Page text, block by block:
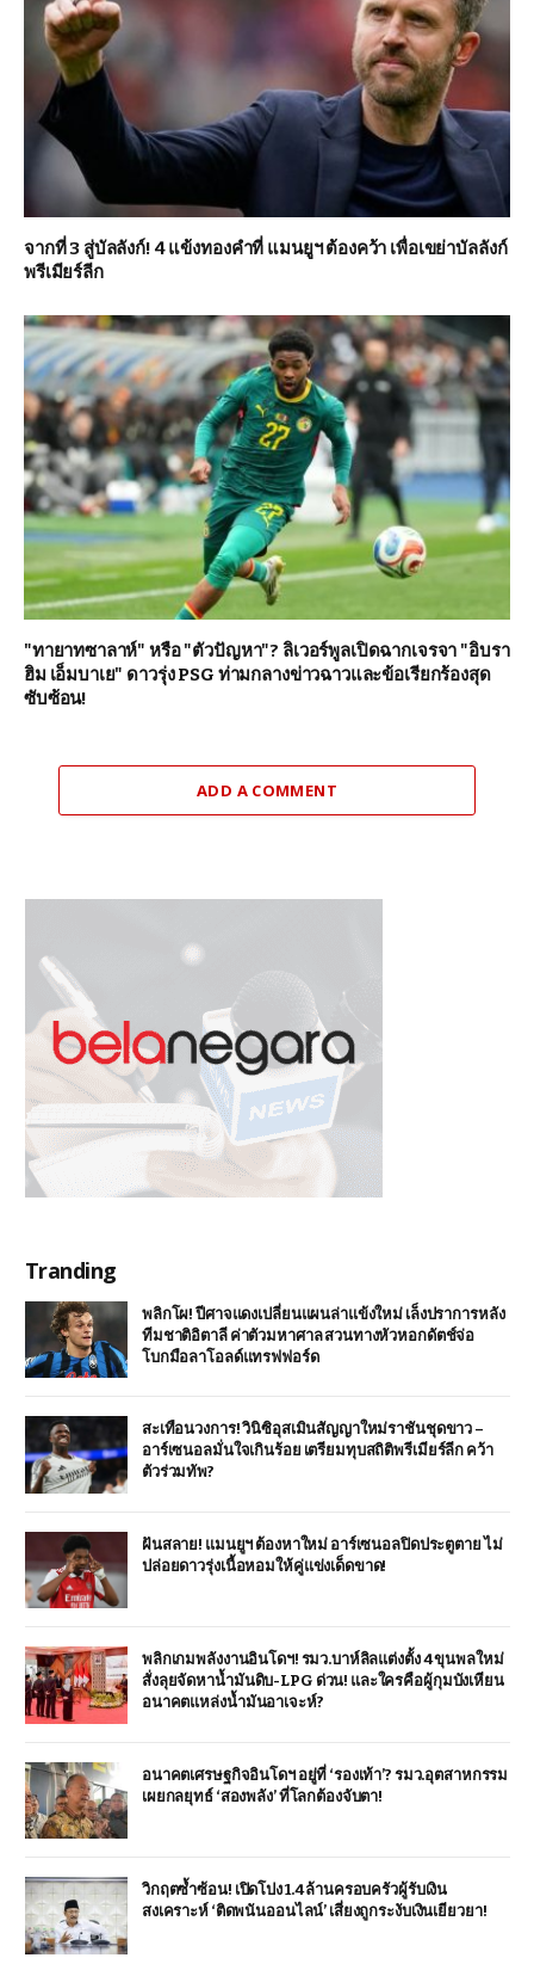
จากที่ 3 สู่บัลลังก์! 4 แข้งทองคำที่ แมนยูฯ ต้องคว้า เพื่อเขย่าบัลลังก์
พรีเมียร์ลีก
"ทายาทซาลาห์" หรือ "ตัวปัญหา"? ลิเวอร์พูลเปิดฉากเจรจา "อิบรา
ฮิม เอ็มบาเย" ดาวรุ่ง PSG ท่ามกลางข่าวฉาวและข้อเรียกร้องสุด
ซับซ้อน!
ADD A COMMENT
Tranding
พลิกโผ! ปีศาจแดงเปลี่ยนแผนล่าแข้งใหม่ เล็งปราการหลัง
ทีมชาติอิตาลี ค่าตัวมหาศาล สวนทางหัวหอกดัตช์จ่อ
โบกมือลาโอลด์แทรฟฟอร์ด
สะเทือนวงการ! วินิซิอุสเมินสัญญาใหม่ราชันชุดขาว –
อาร์เซนอลมั่นใจเกินร้อย เตรียมทุบสถิติพรีเมียร์ลีก คว้า
ตัวร่วมทัพ?
ฝันสลาย! แมนยูฯ ต้องหาใหม่ อาร์เซนอลปิดประตูตาย ไม่
ปล่อยดาวรุ่งเนื้อหอมให้คู่แข่งเด็ดขาด!
พลิกเกมพลังงานอินโดฯ! รมว.บาห์ลิลแต่งตั้ง 4 ขุนพลใหม่
สั่งลุยจัดหาน้ำมันดิบ-LPG ด่วน! และใครคือผู้กุมบังเหียน
อนาคตแหล่งน้ำมันอาเจะห์?
อนาคตเศรษฐกิจอินโดฯ อยู่ที่ ‘รองเท้า’? รมว.อุตสาหกรรม
เผยกลยุทธ์ ‘สองพลัง’ ที่โลกต้องจับตา!
วิกฤตซ้ำซ้อน! เปิดโปง 1.4 ล้านครอบครัวผู้รับเงิน
สงเคราะห์ ‘ติดพนันออนไลน์’ เสี่ยงถูกระงับเงินเยียวยา!